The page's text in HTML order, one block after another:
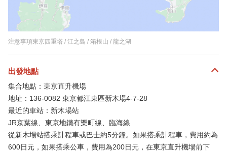
注意事項東京四重塔 / 江之島 / 箱根山 / 龍之湖
出發地點
集合地點：東京直升機場
地址：136-0082 東京都江東區新木場4-7-28
最近的車站：新木場站
JR京葉線、東京地鐵有樂町線、臨海線
從新木場站搭乘計程車或巴士約5分鐘。如果搭乘計程車，費用約為
600日元，如果搭乘公車，費用為200日元，在東京直升機場前下